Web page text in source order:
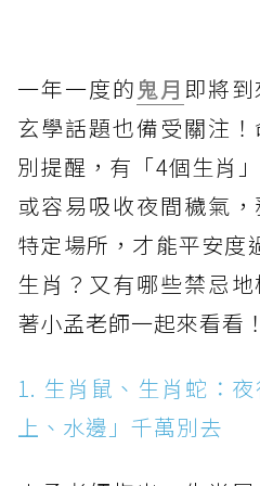
一年一度的鬼月 即將
玄學話題也備受關注
別提醒，有「4個生肖
或容易吸收夜間穢氣
特定場所，才能平安度
生肖？又有哪些禁忌
著小孟老師一起來看看！
1. 生肖鼠、生肖蛇：
上、水邊」千萬別去